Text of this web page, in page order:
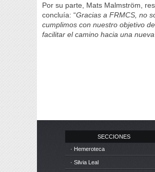
Por su parte, Mats Malmström,
concluía: “Gracias a FRMCS, no
cumplimos con nuestro objetivo
facilitar el camino hacia una
SECCIONES
· Hemeroteca
· Silvia Leal